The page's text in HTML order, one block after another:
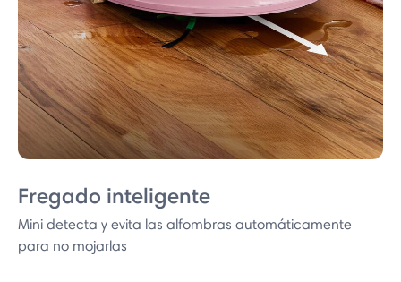
Fregado inteligente
Mini detecta y evita las alfombras automáticamente
para no mojarlas